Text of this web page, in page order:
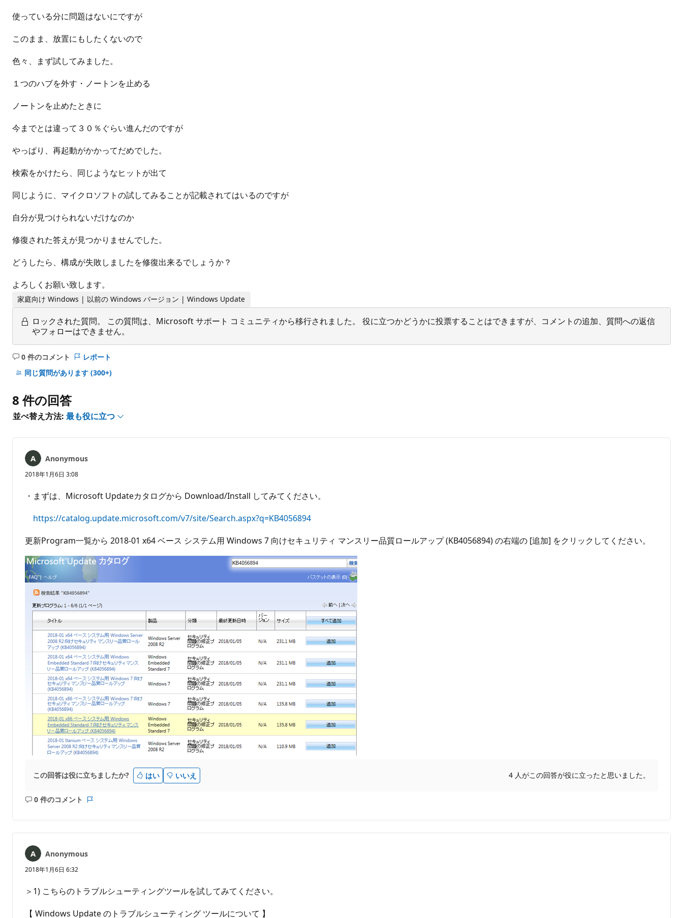
使っている分に問題はないにですが
このまま、放置にもしたくないので
色々、まず試してみました。
１つのハブを外す・ノートンを止める
ノートンを止めたときに
今までとは違って３０％ぐらい進んだのですが
やっぱり、再起動がかかってだめでした。
検索をかけたら、同じようなヒットが出て
同じように、マイクロソフトの試してみることが記載されてはいるのですが
自分が見つけられないだけなのか
修復された答えが見つかりませんでした。
どうしたら、構成が失敗しましたを修復出来るでしょうか？
よろしくお願い致します。
家庭向け Windows | 以前の Windows バージョン | Windows Update
ロックされた質問。
この質問は、Microsoft サポート コミュニティから移行されました。 役に立つかどうかに投票することはできますが、コメントの追加、質問への返信
やフォローはできません。
0 件のコメント
コ
メ
は
あ
ま
ん
レポート
同じ質問があります (300+)
8 件の回答
並べ替え方法: 最も役に立つ
Anonymous
2018年1月6日 3:08
・まずは、Microsoft Updateカタログから Download/Install してみてください。
https://catalog.update.microsoft.com/v7/site/Search.aspx?q=KB4056894
更新Program一覧から 2018-01 x64 ベース システム用 Windows 7 向けセキュリティ マンスリー品質ロールアップ (KB4056894) の右端の [追加] をクリックしてください。
この回答は役に立ちましたか? はい いいえ 4 人がこの回答が役に立ったと思いました。
0 件のコメント
コ
ト
あ
り
せ
ト
Anonymous
2018年1月6日 6:32
＞1) こちらのトラブルシューティングツールを試してみてください。
【 Windows Update のトラブルシューティング ツールについて 】